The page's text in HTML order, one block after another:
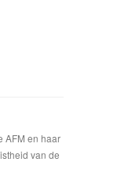
AFM en haar
van de